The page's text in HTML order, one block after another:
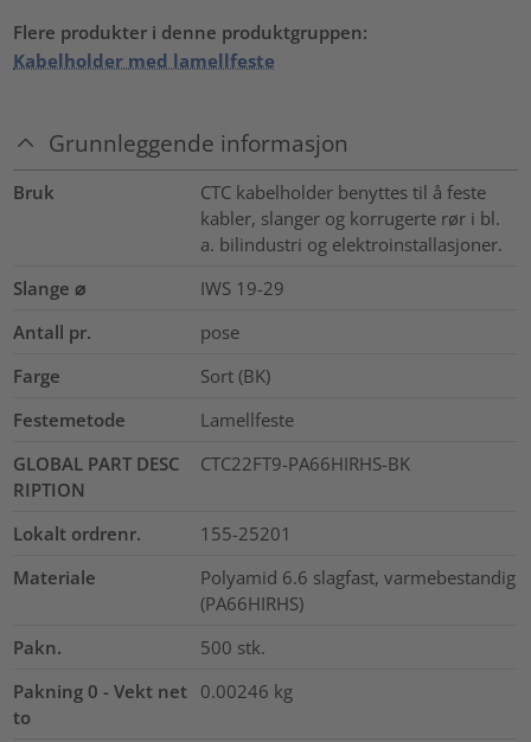
Flere produkter i denne produktgruppen:
Kabelholder med lamellfeste
Grunnleggende informasjon
Bruk
CTC kabelholder benyttes til å feste
kabler, slanger og korrugerte rør i bl.
a. bilindustri og elektroinstallasjoner.
Slange ⌀
IWS 19-29
Antall pr.
pose
Farge
Sort (BK)
Festemetode
Lamellfeste
GLOBAL PART DESC
RIPTION
CTC22FT9-PA66HIRHS-BK
Lokalt ordrenr.
155-25201
Materiale
Polyamid 6.6 slagfast, varmebestandig
(PA66HIRHS)
Pakn.
500 stk.
Pakning 0 - Vekt net
to
0.00246 kg